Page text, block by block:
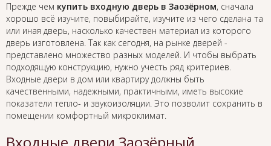
Прежде чем купить входную дверь в Заозёрном, сначала
хорошо всё изучите, повыбирайте, изучите из чего сделана та
или иная дверь, насколько качествен материал из которого
дверь изготовлена. Так как сегодня, на рынке дверей -
представлено множество разных моделей. И чтобы выбрать
подходящую конструкцию, нужно учесть ряд критериев.
Входные двери в дом или квартиру должны быть
качественными, надежными, практичными, иметь высокие
показатели тепло- и звукоизоляции. Это позволит сохранить в
помещении комфортный микроклимат.